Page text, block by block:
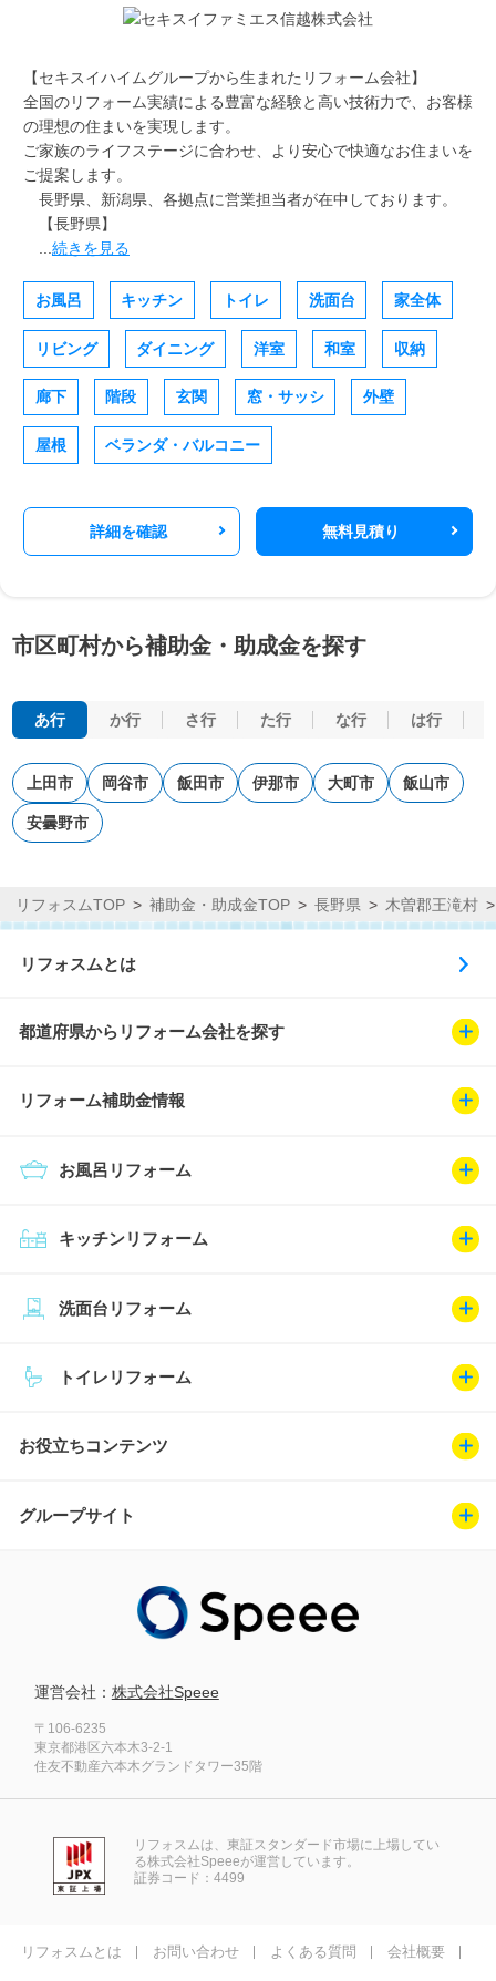
【セキスイハイムグループから生まれたリフォーム会社】
全国のリフォーム実績による豊富な経験と高い技術力で、お客様
の理想の住まいを実現します。
ご家族のライフステージに合わせ、より安心で快適なお住まいを
ご提案します。
長野県、新潟県、各拠点に営業担当者が在中しております。
【長野県】
続きを見る
お風呂 キッチン トイレ 洗面台 家全体
リビング ダイニング 洋室 和室 収納
廊下 階段 玄関 窓・サッシ 外壁
屋根 ベランダ・バルコニー
詳細を確認 無料見積り
市区町村から補助金・助成金を探す
あ行 か行 さ行 た行 な行 は行
上田市 岡谷市 飯田市 伊那市 大町市 飯山市
安曇野市
リフォスムTOP 補助金・助成金TOP 長野県 木曽郡王滝村
リフォスムとは
都道府県からリフォーム会社を探す
リフォーム補助金情報
キッチンリフォーム
お風呂リフォーム
トイレリフォーム
洗面台リフォーム
お役立ちコンテンツ
グループサイト
運営会社： 株式会社Speee
〒106-6235
東京都港区六本木3-2-1
住友不動産六本木グランドタワー35階
リフォスムは、東証スタンダード市場に上場してい
る株式会社Speeeが運営しています。
証券コード：4499
リフォスムとは お問い合わせ よくある質問 会社概要